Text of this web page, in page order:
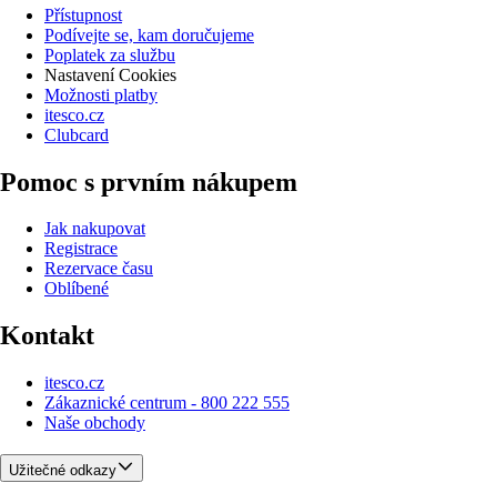
Přístupnost
Podívejte se, kam doručujeme
Poplatek za službu
Nastavení Cookies
Možnosti platby
itesco.cz
Clubcard
Pomoc s prvním nákupem
Jak nakupovat
Registrace
Rezervace času
Oblíbené
Kontakt
itesco.cz
Zákaznické centrum - 800 222 555
Naše obchody
Užitečné odkazy